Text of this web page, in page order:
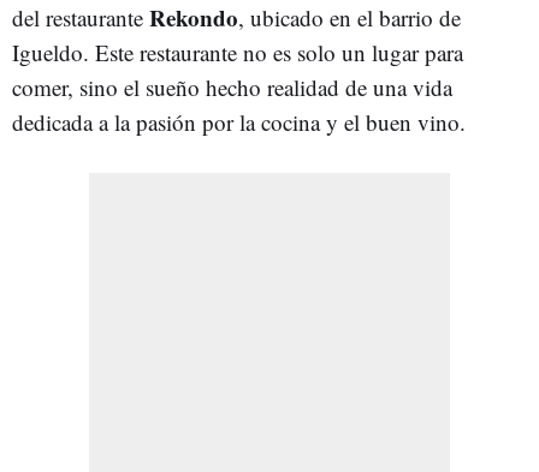
del restaurante Rekondo, ubicado en el barrio de
Igueldo. Este restaurante no es solo un lugar para
comer, sino el sueño hecho realidad de una vida
dedicada a la pasión por la cocina y el buen vino.